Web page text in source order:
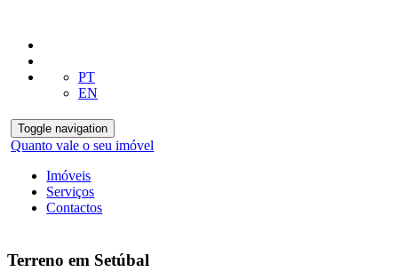
PT
EN
Toggle navigation
Quanto vale o seu imóvel
Imóveis
Serviços
Contactos
Terreno em Setúbal